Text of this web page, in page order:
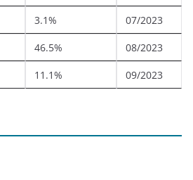
3.1% 07/2023
46.5% 08/2023
11.1% 09/2023